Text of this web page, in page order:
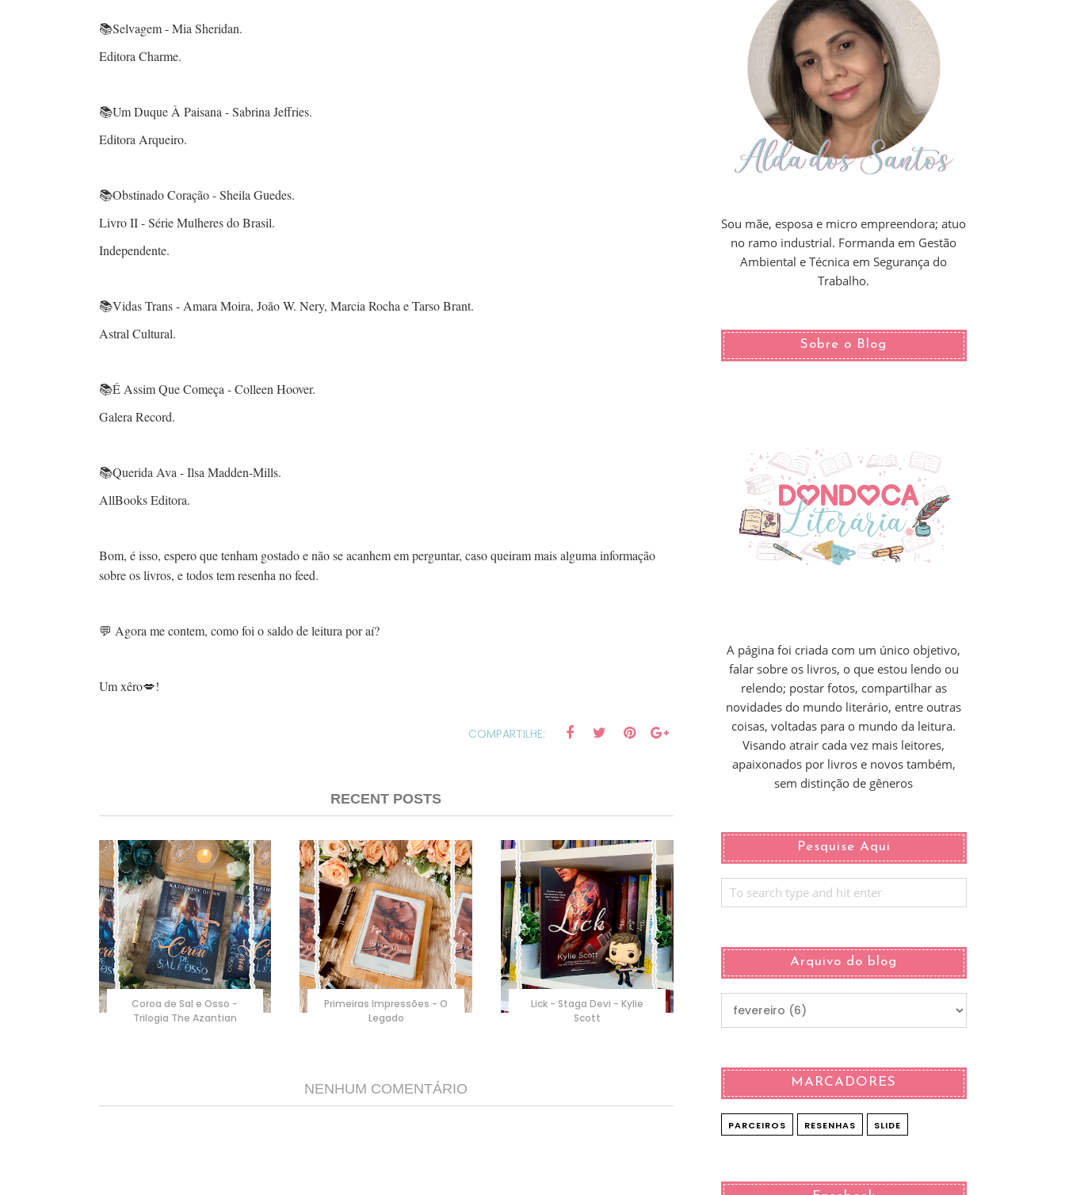
📚Selvagem - Mia Sheridan.
Editora Charme.
📚Um Duque À Paisana - Sabrina Jeffries.
Editora Arqueiro.
📚Obstinado Coração - Sheila Guedes.
Livro II - Série Mulheres do Brasil.
Independente.
📚Vidas Trans - Amara Moira, João W. Nery, Marcia Rocha e Tarso Brant.
Astral Cultural.
📚É Assim Que Começa - Colleen Hoover.
Galera Record.
📚Querida Ava - Ilsa Madden-Mills.
AllBooks Editora.
Bom, é isso, espero que tenham gostado e não se acanhem em perguntar, caso queiram mais alguma informação
sobre os livros, e todos tem resenha no feed.
💬 Agora me contem, como foi o saldo de leitura por aí?
Um xêro💋!
COMPARTILHE:
RECENT POSTS
Coroa de Sal e Osso -
Trilogia The Azantian
Primeiras Impressões - O
Legado
Lick - Staga Devi - Kylie
Scott
NENHUM COMENTÁRIO
Sou mãe, esposa e micro empreendora; atuo
no ramo industrial. Formanda em Gestão
Ambiental e Técnica em Segurança do
Trabalho.
Sobre o Blog
A página foi criada com um único objetivo,
falar sobre os livros, o que estou lendo ou
relendo; postar fotos, compartilhar as
novidades do mundo literário, entre outras
coisas, voltadas para o mundo da leitura.
Visando atrair cada vez mais leitores,
apaixonados por livros e novos também,
sem distinção de gêneros
Pesquise Aqui
Arquivo do blog
MARCADORES
PARCEIROS RESENHAS SLIDE